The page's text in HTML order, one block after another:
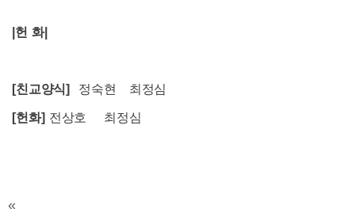
|헌 화|
[친교양식] 정숙현 최정심
[헌화] 전상호 최정심
«